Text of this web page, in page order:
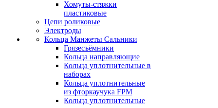
Хомуты-стяжки
пластиковые
Цепи роликовые
Электроды
Кольца Манжеты Сальники
Грязесъёмники
Кольца направляющие
Кольца уплотнительные в
наборах
Кольца уплотнительные
из фторкаучука FPM
Кольца уплотнительные